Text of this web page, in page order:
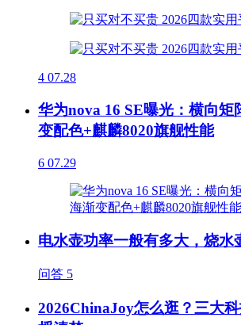
4 07.28
华为nova 16 SE曝光：横向矩
变配色+麒麟8020旗舰性能
6 07.29
电水壶功率一般有多大，烧水
问答 5
2026ChinaJoy怎么逛？三大